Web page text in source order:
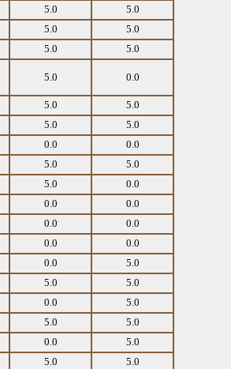
5.0
5.0
5.0
5.0
5.0
5.0
5.0 0.0
5.0
5.0
5.0
5.0
0.0
0.0
5.0
5.0
5.0
0.0
0.0
0.0
0.0
0.0
0.0
0.0
0.0
5.0
5.0
5.0
0.0
5.0
5.0
5.0
0.0
5.0
5.0
5.0